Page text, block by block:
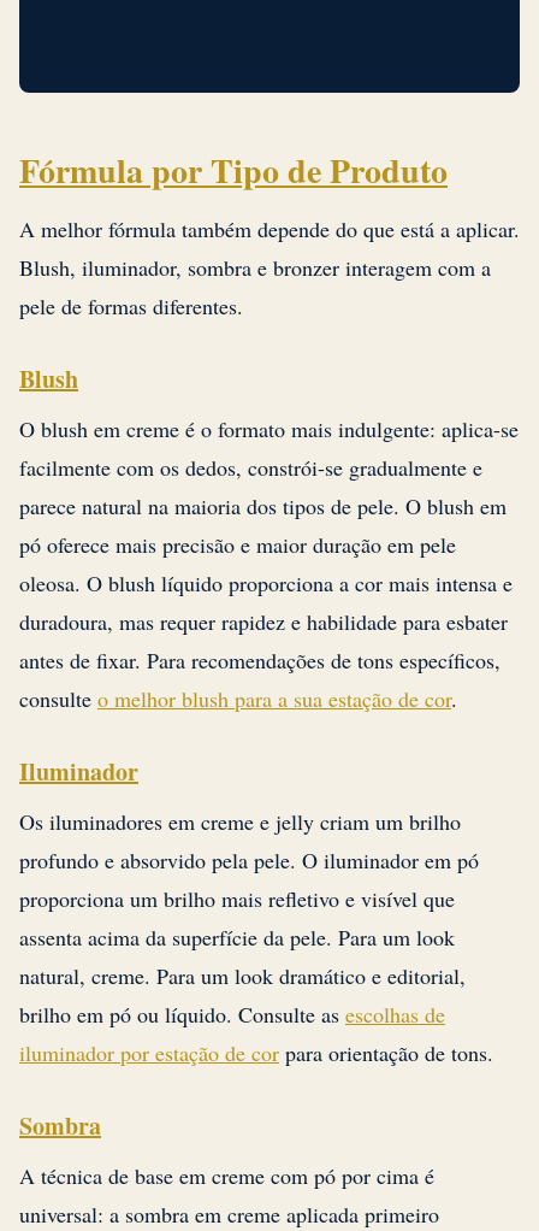
Fórmula por Tipo de Produto
A melhor fórmula também depende do que está a aplicar.
Blush, iluminador, sombra e bronzer interagem com a
pele de formas diferentes.
Blush
O blush em creme é o formato mais indulgente: aplica-se
facilmente com os dedos, constrói-se gradualmente e
parece natural na maioria dos tipos de pele. O blush em
pó oferece mais precisão e maior duração em pele
oleosa. O blush líquido proporciona a cor mais intensa e
duradoura, mas requer rapidez e habilidade para esbater
antes de fixar. Para recomendações de tons específicos,
consulte o melhor blush para a sua estação de cor.
Iluminador
Os iluminadores em creme e jelly criam um brilho
profundo e absorvido pela pele. O iluminador em pó
proporciona um brilho mais refletivo e visível que
assenta acima da superfície da pele. Para um look
natural, creme. Para um look dramático e editorial,
brilho em pó ou líquido. Consulte as escolhas de
iluminador por estação de cor para orientação de tons.
Sombra
A técnica de base em creme com pó por cima é
universal: a sombra em creme aplicada primeiro